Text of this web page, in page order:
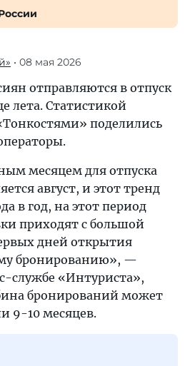
• 08 мая 2026
отправляются в отпуск
лета. Статистикой
поделились
месяцем для отпуска
август, и этот тренд
в год, на этот период
приходят с большой
дней открытия
бронированию», —
службе «Интуриста»,
бронирований может
9-10 месяцев.